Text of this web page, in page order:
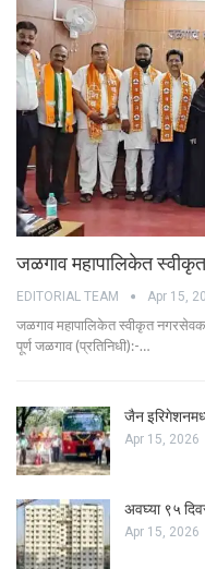
जळगाव महापालिकेत
EDITORIAL TEAM Apr 15,
जळगाव महापालिकेत स्वीकृत
पूर्ण जळगाव (प्रतिनिधी):-…
जैन
Apr 15, 2026
अवघ्या ९५
Apr 15, 2026